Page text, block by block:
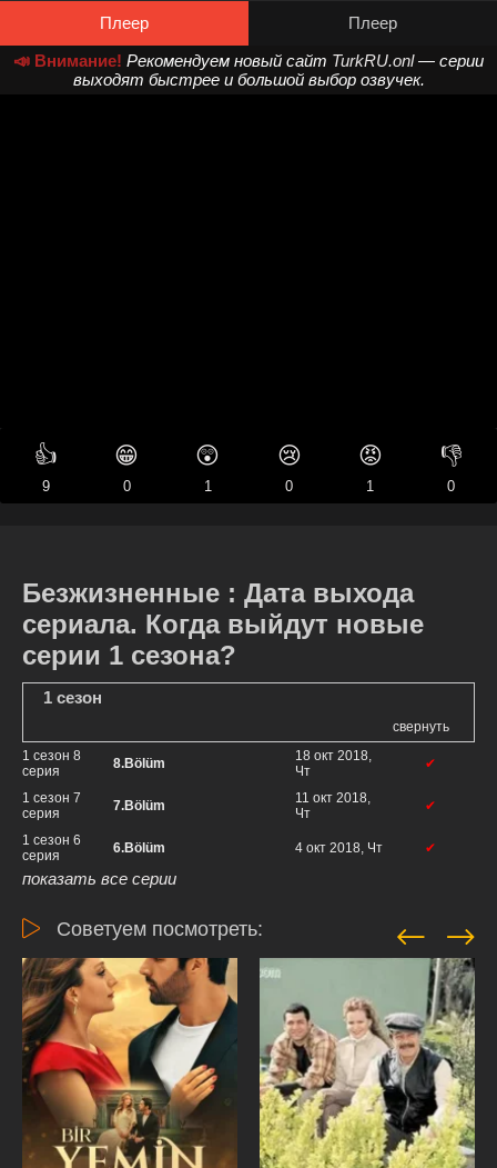
Плеер
Плеер
📣 Внимание! Рекомендуем новый сайт TurkRU.onl— серии
выходят быстрее и большой выбор озвучек.
👍
9
😁
0
😲
1
😢
0
😡
1
👎
0
Безжизненные : Дата выхода
сериала. Когда выйдут новые
серии 1 сезона?
1 сезон
свернуть
1 сезон 8
серия
8.Bölüm
18 окт 2018,
Чт
✔
1 сезон 7
серия
7.Bölüm
11 окт 2018,
Чт
✔
1 сезон 6
серия
6.Bölüm 4 окт 2018, Чт ✔
показать все серии
Советуем посмотреть: